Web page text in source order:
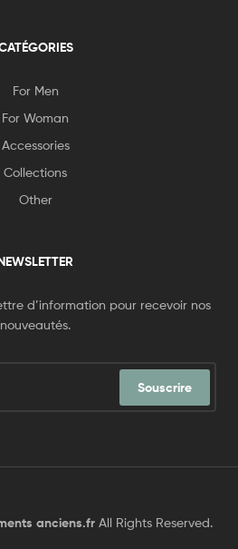
For Men
For Woman
Accessories
Collections
Other
d’information pour recevoir nos
nouveautés.
Souscrire
anciens.fr All Rights Reserved.